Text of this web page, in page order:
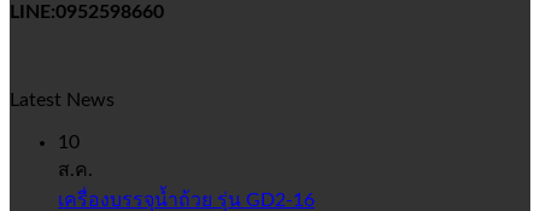
LINE:0952598660
Latest News
10
ส.ค.
เครื่องบรรจุน้ำถ้วย รุ่น GD2-16